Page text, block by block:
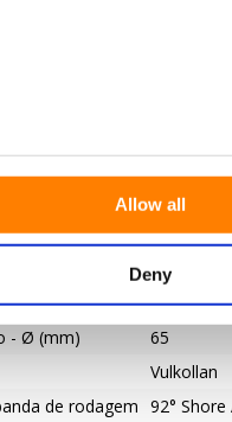
Allow all
Deny
não
roda (mm)
500
3000
Ranhura
com a
do cubo (mm)
80
- Ø (mm)
65
Vulkollan
de rodagem 92° Shore